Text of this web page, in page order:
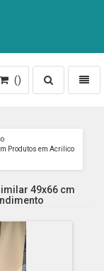
Toggle
search
()
Produtos em Acrilico
49x66 cm